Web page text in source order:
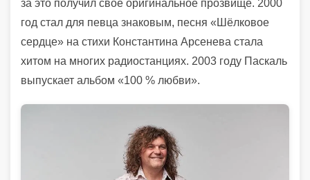
за это получил свое оригинальное прозвище. 2000
год стал для певца знаковым, песня «Шёлковое
сердце» на стихи Константина Арсенева стала
хитом на многих радиостанциях. 2003 году Паскаль
выпускает альбом «100 % любви».